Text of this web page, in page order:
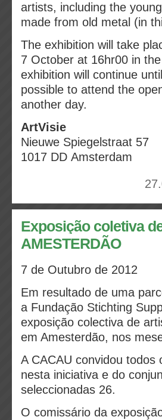
artists, including the
made from old metal (in
The exhibition will take
7 October at 16hr00 in
exhibition will continue
possible to attend the
another day.
ArtVisie
Nieuwe Spiegelstraat 57
1017 DD Amsterdam
Exposição coletiva
AMESTERDÃO
7 de Outubro de 2012
Em resultado de uma
a Fundação Stichting
exposição colectiva de
em Amesterdão, nos
A CACAU convidou
nesta iniciativa e do
seleccionadas 26.
O comissário da